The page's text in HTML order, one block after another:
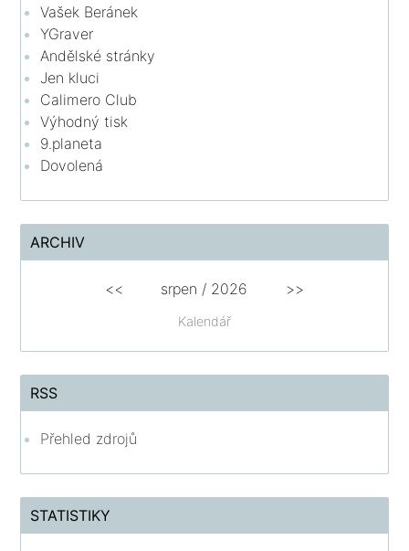
Vašek Beránek
YGraver
Andělské stránky
Jen kluci
Calimero Club
Výhodný tisk
9.planeta
Dovolená
ARCHIV
Kalendář
<< srpen / 2026 >>
RSS
Přehled zdrojů
STATISTIKY